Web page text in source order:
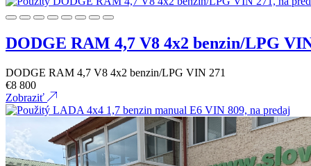
DODGE RAM 4,7 V8 4x2 benzin/LPG
DODGE RAM 4,7 V8 4x2 benzin/LPG VIN 271
€8 800
Zobraziť